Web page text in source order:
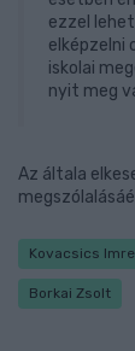
ezzel
elképzelni
iskolai
nyit meg
Az általa
Kovacsics Imre
Borkai Zsolt